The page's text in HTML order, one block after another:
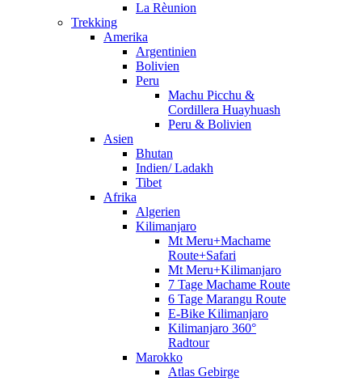
La Rèunion
Trekking
Amerika
Argentinien
Bolivien
Peru
Machu Picchu &
Cordillera Huayhuash
Peru & Bolivien
Asien
Bhutan
Indien/ Ladakh
Tibet
Afrika
Algerien
Kilimanjaro
Mt Meru+Machame
Route+Safari
Mt Meru+Kilimanjaro
7 Tage Machame Route
6 Tage Marangu Route
E-Bike Kilimanjaro
Kilimanjaro 360°
Radtour
Marokko
Atlas Gebirge